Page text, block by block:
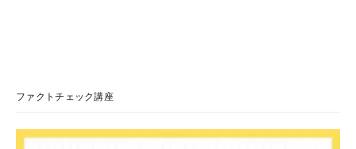
熱中症っぽくてカロナール飲んどいた」「熱中症の時の頭痛
め、検証する。 検証過程 カロナールとロキソニン 医薬品の
ファクトチェック講座